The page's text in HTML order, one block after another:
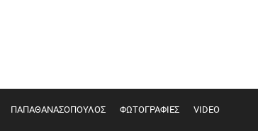
ΠΑΠΑΘΑΝΑΣΟΠΟΥΛΟΣ ΦΩΤΟΓΡΑΦΙΕΣ VIDEO